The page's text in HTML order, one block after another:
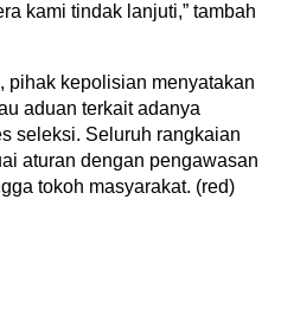
kami tindak lanjuti,” tambah
pihak kepolisian menyatakan
aduan terkait adanya
seleksi. Seluruh rangkaian
aturan dengan pengawasan
tokoh masyarakat. (red)